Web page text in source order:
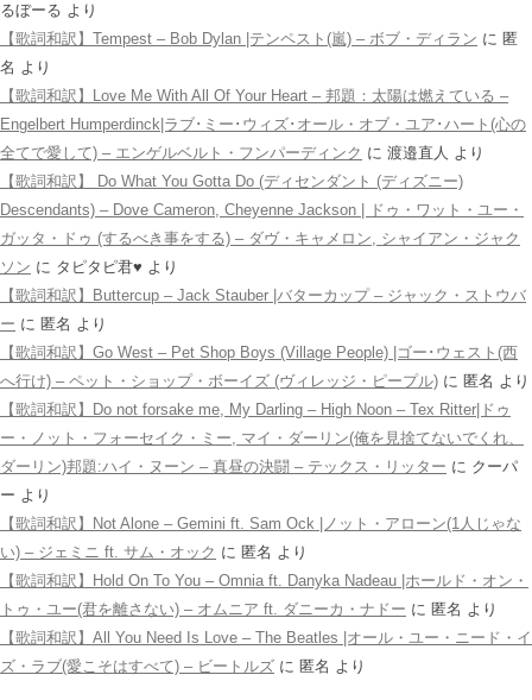
るぼーる より
【歌詞和訳】Tempest – Bob Dylan |テンペスト(嵐) – ボブ・ディラン に 匿
名 より
【歌詞和訳】Love Me With All Of Your Heart – 邦題：太陽は燃えている –
Engelbert Humperdinck|ラブ･ミー･ウィズ･オール・オブ・ユア･ハート(心の
全てで愛して) – エンゲルベルト・フンパーディンク に 渡邉直人 より
【歌詞和訳】 Do What You Gotta Do (ディセンダント (ディズニー)
Descendants) – Dove Cameron, Cheyenne Jackson | ドゥ・ワット・ユー・
ガッタ・ドゥ (するべき事をする) – ダヴ・キャメロン, シャイアン・ジャク
ソン に タピタピ君♥️ より
【歌詞和訳】Buttercup – Jack Stauber |バターカップ – ジャック・ストウバ
ー に 匿名 より
【歌詞和訳】Go West – Pet Shop Boys (Village People) |ゴー･ウェスト(西
へ行け) – ペット・ショップ・ボーイズ (ヴィレッジ・ピープル) に 匿名 より
【歌詞和訳】Do not forsake me, My Darling – High Noon – Tex Ritter|ドゥ
ー・ノット・フォーセイク・ミー, マイ・ダーリン(俺を見捨てないでくれ、
ダーリン)邦題:ハイ・ヌーン – 真昼の決闘 – テックス・リッター に クーパ
ー より
【歌詞和訳】Not Alone – Gemini ft. Sam Ock |ノット・アローン(1人じゃな
い) – ジェミニ ft. サム・オック に 匿名 より
【歌詞和訳】Hold On To You – Omnia ft. Danyka Nadeau |ホールド・オン・
トゥ・ユー(君を離さない) – オムニア ft. ダニーカ・ナドー に 匿名 より
【歌詞和訳】All You Need Is Love – The Beatles |オール・ユー・ニード・イ
ズ・ラブ(愛こそはすべて) – ビートルズ に 匿名 より